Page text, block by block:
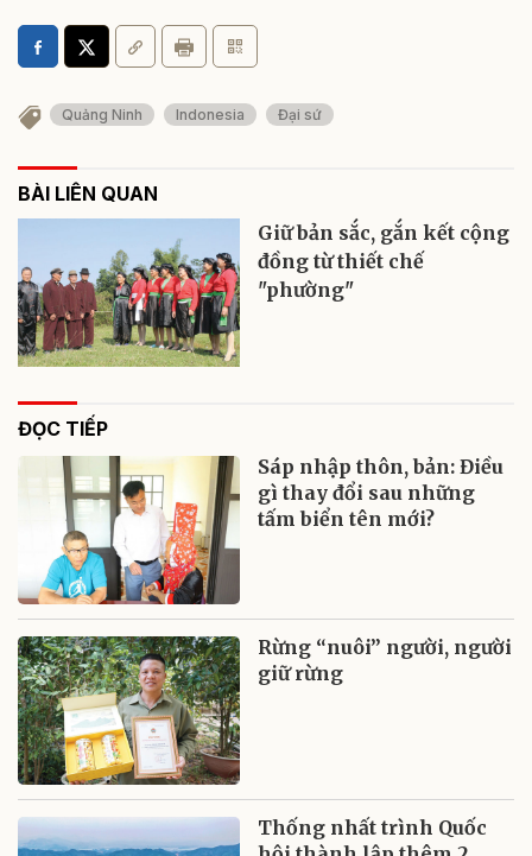
Quảng Ninh Indonesia Đại sứ
BÀI LIÊN QUAN
Giữ bản sắc, gắn kết cộng
đồng từ thiết chế
"phường"
ĐỌC TIẾP
Sáp nhập thôn, bản: Điều
gì thay đổi sau những
tấm biển tên mới?
Rừng “nuôi” người, người
giữ rừng
Thống nhất trình Quốc